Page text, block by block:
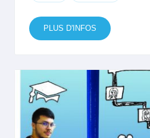
PLUS D'INFOS